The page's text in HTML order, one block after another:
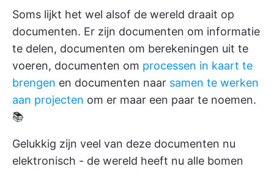
Soms lijkt het wel alsof de wereld draait op
documenten. Er zijn documenten om informatie
te delen, documenten om berekeningen uit te
voeren, documenten om processen in kaart te
brengen en documenten naar samen te werken
aan projecten om er maar een paar te noemen.
📚
Gelukkig zijn veel van deze documenten nu
elektronisch - de wereld heeft nu alle bomen